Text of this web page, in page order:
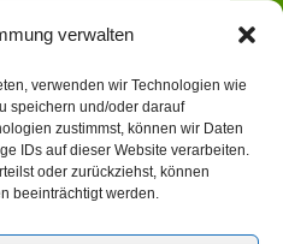
verwalten
verwenden wir Technologien wie
speichern und/oder darauf
zustimmst, können wir Daten
IDs auf dieser Website verarbeiten.
oder zurückziehst, können
beeinträchtigt werden.
um einen